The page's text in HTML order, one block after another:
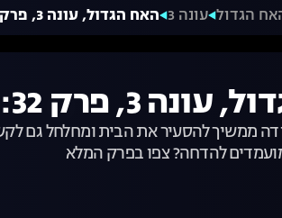
הגדול עונה 3 האח הגדול, עונה 3, פרק 32: ההודעה הדרמטית
32: ההודעה הדרמטית
ממשיך להסעיר את הבית ומחלחל גם
להדחה? צפו בפרק המלא